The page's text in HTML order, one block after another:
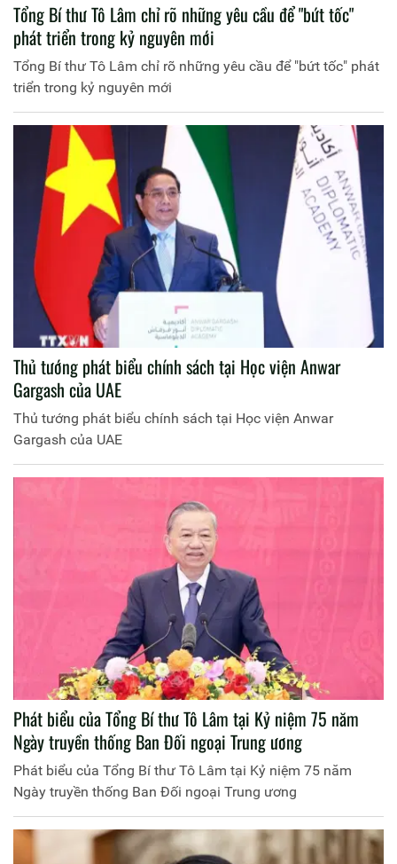
Tổng Bí thư Tô Lâm chỉ rõ những yêu cầu để "bứt tốc"
phát triển trong kỷ nguyên mới
Tổng Bí thư Tô Lâm chỉ rõ những yêu cầu để "bứt tốc" phát
triển trong kỷ nguyên mới
Thủ tướng phát biểu chính sách tại Học viện Anwar
Gargash của UAE
Thủ tướng phát biểu chính sách tại Học viện Anwar
Gargash của UAE
Phát biểu của Tổng Bí thư Tô Lâm tại Kỷ niệm 75 năm
Ngày truyền thống Ban Đối ngoại Trung ương
Phát biểu của Tổng Bí thư Tô Lâm tại Kỷ niệm 75 năm
Ngày truyền thống Ban Đối ngoại Trung ương